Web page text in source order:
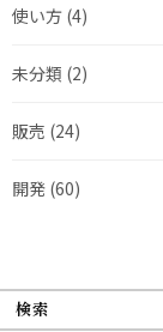
使い方 (4)
未分類 (2)
販売 (24)
開発 (60)
検索